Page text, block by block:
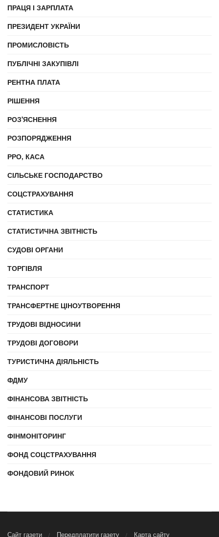
ПРАЦЯ І ЗАРПЛАТА
ПРЕЗИДЕНТ УКРАЇНИ
ПРОМИСЛОВІСТЬ
ПУБЛІЧНІ ЗАКУПІВЛІ
РЕНТНА ПЛАТА
РІШЕННЯ
РОЗ'ЯСНЕННЯ
РОЗПОРЯДЖЕННЯ
РРО, КАСА
СІЛЬСЬКЕ ГОСПОДАРСТВО
СОЦСТРАХУВАННЯ
СТАТИСТИКА
СТАТИСТИЧНА ЗВІТНІСТЬ
СУДОВІ ОРГАНИ
ТОРГІВЛЯ
ТРАНСПОРТ
ТРАНСФЕРТНЕ ЦІНОУТВОРЕННЯ
ТРУДОВІ ВІДНОСИНИ
ТРУДОВІ ДОГОВОРИ
ТУРИСТИЧНА ДІЯЛЬНІСТЬ
ФДМУ
ФІНАНСОВА ЗВІТНІСТЬ
ФІНАНСОВІ ПОСЛУГИ
ФІНМОНІТОРИНГ
ФОНД СОЦСТРАХУВАННЯ
ФОНДОВИЙ РИНОК
Сайт газети Передплатити газету Карта сайту